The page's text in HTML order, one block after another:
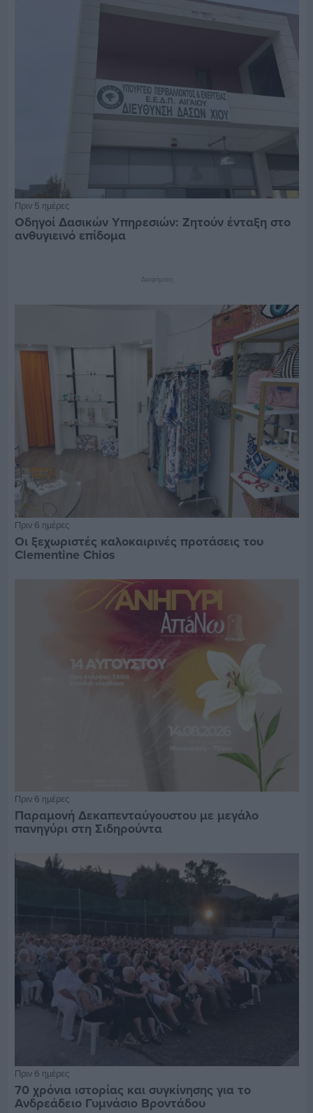
Πριν 5 ημέρες
Οδηγοί Δασικών Υπηρεσιών: Ζητούν ένταξη στο
ανθυγιεινό επίδομα
Διαφήμιση
Πριν 6 ημέρες
Οι ξεχωριστές καλοκαιρινές προτάσεις του
Clementine Chios
Πριν 6 ημέρες
Παραμονή Δεκαπενταύγουστου με μεγάλο
πανηγύρι στη Σιδηρούντα
Πριν 6 ημέρες
70 χρόνια ιστορίας και συγκίνησης για το
Ανδρεάδειο Γυμνάσιο Βροντάδου